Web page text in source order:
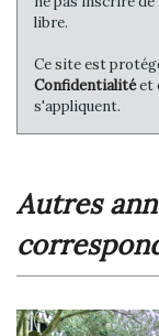
libre.
Ce site est
Confidentialitéet
s'appliquent.
autres annonces immobilières